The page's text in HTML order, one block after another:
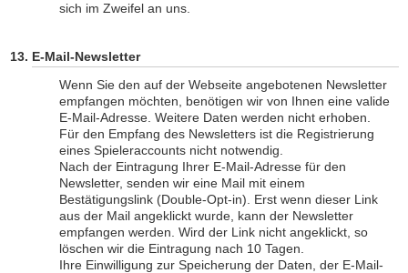
sich im Zweifel an uns.
E-Mail-Newsletter
Wenn Sie den auf der Webseite angebotenen Newsletter
empfangen möchten, benötigen wir von Ihnen eine valide
E-Mail-Adresse. Weitere Daten werden nicht erhoben.
Für den Empfang des Newsletters ist die Registrierung
eines Spieleraccounts nicht notwendig.
Nach der Eintragung Ihrer E-Mail-Adresse für den
Newsletter, senden wir eine Mail mit einem
Bestätigungslink (Double-Opt-in). Erst wenn dieser Link
aus der Mail angeklickt wurde, kann der Newsletter
empfangen werden. Wird der Link nicht angeklickt, so
löschen wir die Eintragung nach 10 Tagen.
Ihre Einwilligung zur Speicherung der Daten, der E-Mail-